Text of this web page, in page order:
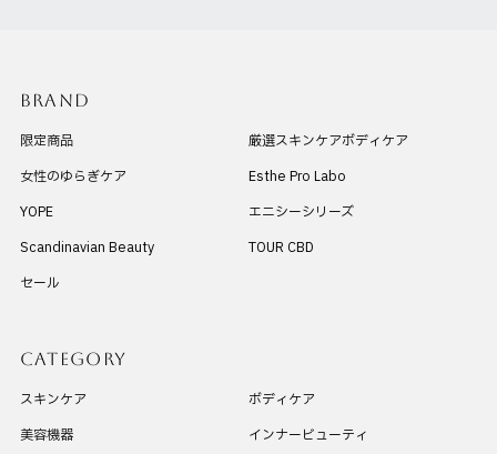
BRAND
限定商品
厳選スキンケアボディケア
女性のゆらぎケア
Esthe Pro Labo
YOPE
エニシーシリーズ
Scandinavian Beauty
TOUR CBD
セール
CATEGORY
スキンケア
ボディケア
美容機器
インナービューティ